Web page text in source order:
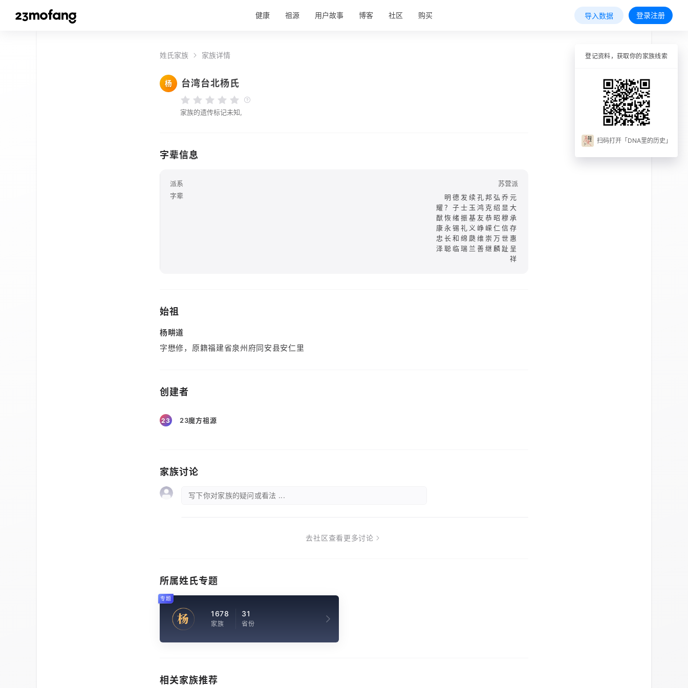
健康 祖源 用户故事 博客 社区 购买 导入数据 登录注册
姓氏家族 家族详情
杨 台湾台北杨氏
家族的遗传标记未知,
字辈信息
派系
苏营派
字辈
明德发续孔邦弘乔元
耀？子士玉鸿克绍显大
猷恢绪振基友恭昭穆承
康永锡礼义峥嵘仁信存
忠长和绵瓞维崇万世惠
泽聪临瑞兰善继麟趾呈
祥
始祖
杨畊道
字懋修，原籍福建省泉州府同安县安仁里
创建者
23 23魔方祖源
家族讨论
写下你对家族的疑问或看法 ...
去社区查看更多讨论
所属姓氏专题
杨 1678
家族
31
省份
专题
相关家族推荐
登记资料，获取你的家族线索
扫码打开「DNA里的历史」